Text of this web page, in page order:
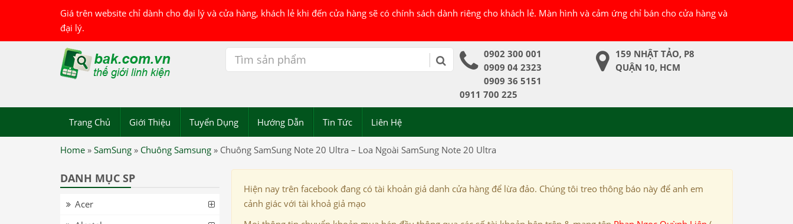
Giá trên website chỉ dành cho đại lý và cửa hàng, khách lẻ khi đến cửa hàng sẽ có chính sách dành riêng cho khách lẻ. Màn hình và cảm ứng chỉ bán cho cửa hàng và
đại lý.
0902 300 001
0909 04 2323
0909 36 5151
0911 700 225
159 NHẬT TẢO, P8
QUẬN 10, HCM
Trang Chủ Giới Thiệu Tuyển Dụng Hướng Dẫn Tin Tức Liên Hệ
Home » SamSung » Chuông Samsung » Chuông SamSung Note 20 Ultra – Loa Ngoài SamSung Note 20 Ultra
Hiện nay trên facebook đang có tài khoản giả danh cửa hàng để lừa đảo. Chúng tôi treo thông báo này để anh em
cảnh giác với tài khoả giả mạo
DANH MỤC SP
Acer